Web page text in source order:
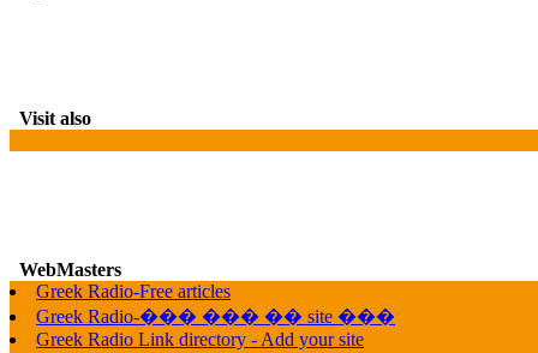
Visit also
WebMasters
Greek Radio-Free articles
Greek Radio-��� ��� �� site ���
Greek Radio Link directory - Add your site